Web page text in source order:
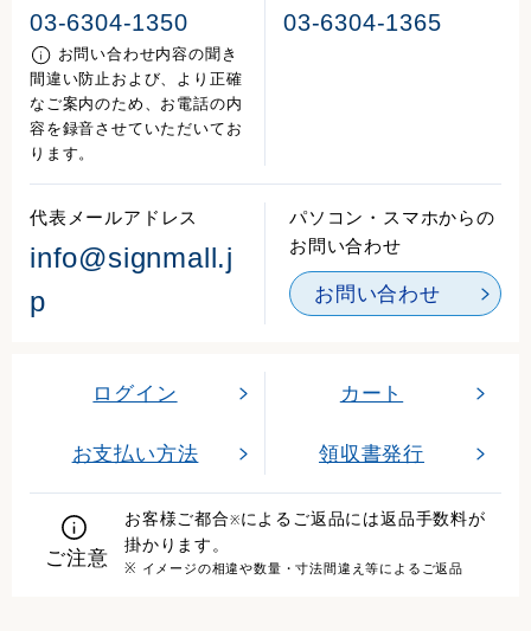
03-6304-1350
お問い合わせ内容の聞き
間違い防止および、より正確
なご案内のため、お電話の内
容を録音させていただいてお
ります。
03-6304-1365
代表メールアドレス
info@signmall.j
p
パソコン・スマホからの
お問い合わせ
お問い合わせ
ログイン カート
お支払い方法 領収書発行
ご注意
お客様ご都合※によるご返品には返品手数料が
掛かります。
※ イメージの相違や数量・寸法間違え等によるご返品